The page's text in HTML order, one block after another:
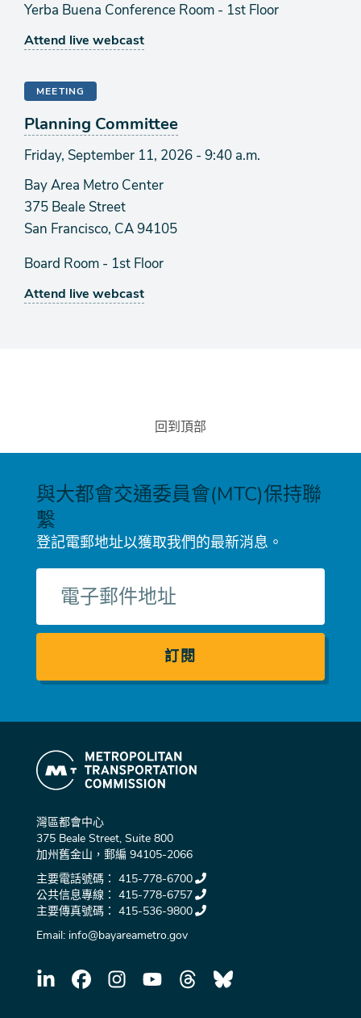
Yerba Buena Conference Room - 1st Floor
Attend live webcast
MEETING
Planning Committee
Friday, September 11, 2026 - 9:40 a.m.
Bay Area Metro Center
375 Beale Street
San Francisco, CA 94105
Board Room - 1st Floor
Attend live webcast
回到頂部
與大都會交通委員會(MTC)保持聯
繫
登記電郵地址以獲取我們的最新消息。
郵
件
灣區都會中心
375 Beale Street, Suite 800
加州舊金山，郵編 94105-2066
主要電話號碼： 415-778-6700
公共信息專線： 415-778-6757
主要傳真號碼： 415-536-9800
Email: info@bayareametro.gov